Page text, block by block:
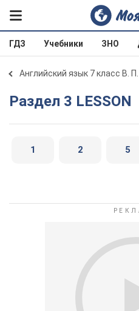
ГДЗ Учебники ЗНО
Английский язык 7 класс В.
Раздел 3 LESSON
1 2 5